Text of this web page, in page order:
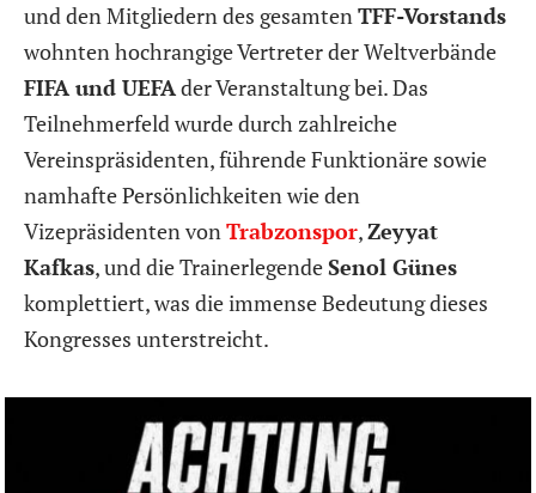
und den Mitgliedern des gesamtenTFF-Vorstands
wohnten hochrangige Vertreter der Weltverbände
FIFA und UEFAder Veranstaltung bei. Das
Teilnehmerfeld wurde durch zahlreiche
Vereinspräsidenten, führende Funktionäre sowie
namhafte Persönlichkeiten wie den
Vizepräsidenten vonTrabzonspor,Zeyyat
Kafkas, und die TrainerlegendeSenol Günes
komplettiert, was die immense Bedeutung dieses
Kongresses unterstreicht.